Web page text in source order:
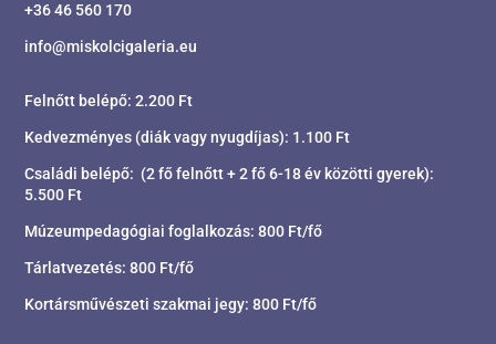
+36 46 560 170
info@miskolcigaleria.eu
Felnőtt belépő: 2.200 Ft
Kedvezményes (diák vagy nyugdíjas): 1.100 Ft
Családi belépő: (2 fő felnőtt + 2 fő 6-18 év közötti gyerek):
5.500 Ft
Múzeumpedagógiai foglalkozás: 800 Ft/fő
Tárlatvezetés: 800 Ft/fő
Kortársművészeti szakmai jegy: 800 Ft/fő